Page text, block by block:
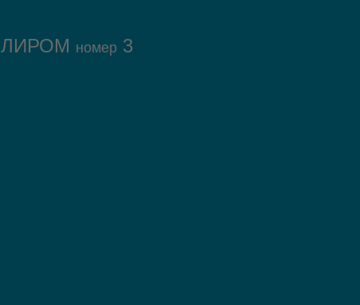
номер 3